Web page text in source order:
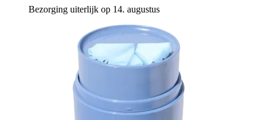
Bezorging uiterlijk op 14. augustus